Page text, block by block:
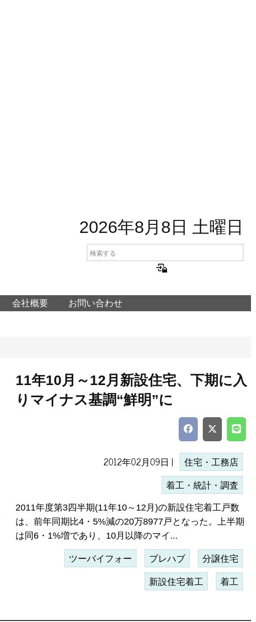
2026年8月8日 土曜日
会社概要 お問い合わせ
11年10月～12月新設住宅、下期に入
りマイナス基調“鮮明”に
2012年02月09日 | 住宅・工務店
着工・統計・調査
2011年度第3四半期(11年10～12月)の新設住宅着工戸数
は、前年同期比4・5%減の20万8977戸となった。上半期
は同6・1%増であり、10月以降のマイ...
ツーバイフォー プレハブ 分譲住宅
新設住宅着工 着工